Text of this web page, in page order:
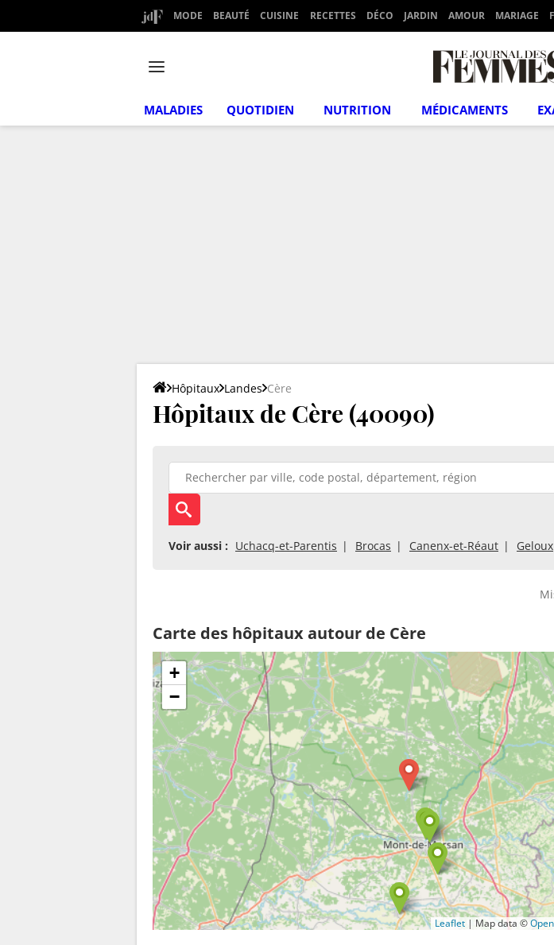
MODE BEAUTÉ CUISINE RECETTES DÉCO JARDIN AMOUR MARIAGE
MALADIES QUOTIDIEN NUTRITION MÉDICAMENTS
Hôpitaux Landes Cère
Hôpitaux de Cère (40090)
Voir aussi : Uchacq-et-Parentis Brocas Canenx-et-Réaut Geloux
Carte des hôpitaux autour de Cère
+
−
Leaflet | Map data ©